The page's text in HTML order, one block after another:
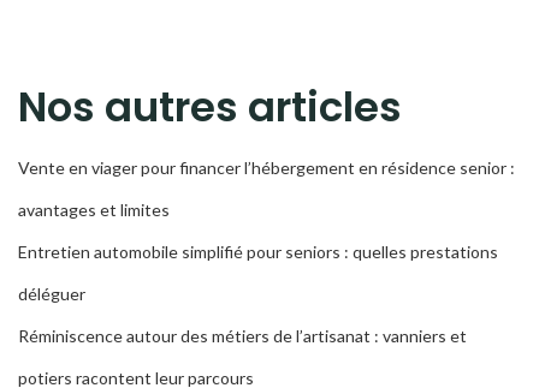
Nos autres articles
Vente en viager pour financer l’hébergement en résidence senior :
avantages et limites
Entretien automobile simplifié pour seniors : quelles prestations
déléguer
Réminiscence autour des métiers de l’artisanat : vanniers et
potiers racontent leur parcours